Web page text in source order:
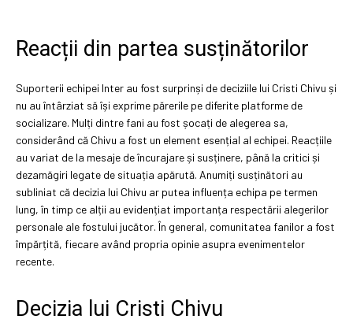
Reacții din partea susținătorilor
Suporterii echipei Inter au fost surprinși de deciziile lui Cristi Chivu și
nu au întârziat să își exprime părerile pe diferite platforme de
socializare. Mulți dintre fani au fost șocați de alegerea sa,
considerând că Chivu a fost un element esențial al echipei. Reacțiile
au variat de la mesaje de încurajare și susținere, până la critici și
dezamăgiri legate de situația apărută. Anumiți susținători au
subliniat că decizia lui Chivu ar putea influența echipa pe termen
lung, în timp ce alții au evidențiat importanța respectării alegerilor
personale ale fostului jucător. În general, comunitatea fanilor a fost
împărțită, fiecare având propria opinie asupra evenimentelor
recente.
Decizia lui Cristi Chivu